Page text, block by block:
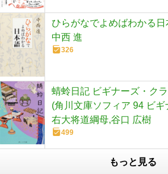
ひらがなでよめばわかる
中西 進
326
蜻蛉日記 ビギナーズ・ク
(角川文庫ソフィア 94 ビ
右大将道綱母,谷口 広樹
499
もっと見る